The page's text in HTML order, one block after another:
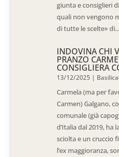
giunta e consiglieri
quali non vengono
di tutte le scelte» di...
INDOVINA CHI
PRANZO
CONSIGLIERA
13/12/2025 |
Carmela (ma per
Carmen) Galgano,
comunale (già
d’Italia dal 2019, ha
sciolta e un cruccio
l’ex maggioranza,